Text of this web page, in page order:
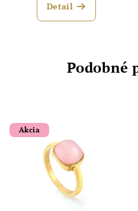
Detail
Podobné
Akcia